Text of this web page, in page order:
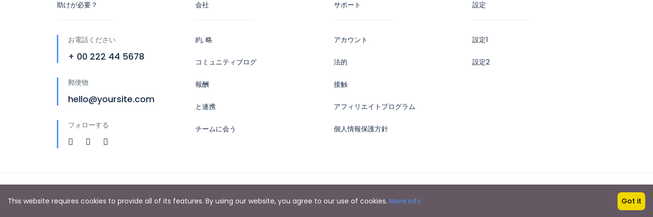
助けが必要？
お電話ください
+ 00 222 44 5678
郵便物
hello@yoursite.com
フォローする
会社
約, 略
コミュニティブログ
報酬
と連携
チームに会う
サポート
アカウント
法的
接触
アフィリエイトプログラム
個人情報保護方針
設定
設定1
設定2
Copyright © 2019 by Booking Core
This website requires cookies to provide all of its features. By using our website, you agree to our use of cookies. More info Got it